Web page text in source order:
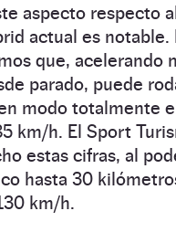
aspecto respecto
actual es notable.
que, acelerando
parado, puede
modo totalmente
km/h. El Sport
estas cifras, al
hasta 30
km/h.